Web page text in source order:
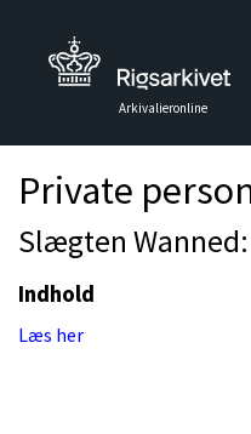
Arkivalieronline
Private
Slægten
Indhold
Læs her